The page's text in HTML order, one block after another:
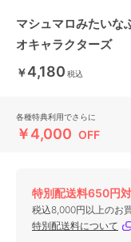
マシュマロみたいな
オキャラクターズ
￥4,180 税込
各種特典利用でさらに
￥4,000 OFF
特別配送料650円
税込8,000円以上のお
特別配送料について